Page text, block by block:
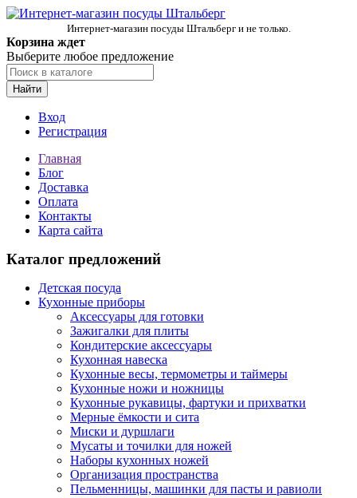
Интернет-магазин посуды Штальберг и не только.
Корзина ждет
Выберите любое предложение
Найти
Вход
Регистрация
Главная
Блог
Доставка
Оплата
Контакты
Карта сайта
Каталог предложений
Детская посуда
Кухонные приборы
Аксессуары для готовки
Зажигалки для плиты
Кондитерские аксессуары
Кухонная навеска
Кухонные весы, термометры и таймеры
Кухонные ножи и ножницы
Кухонные рукавицы, фартуки и прихватки
Мерные ёмкости и сита
Миски и дуршлаги
Мусаты и точилки для ножей
Наборы кухонных ножей
Организация пространства
Пельменницы, машинки для пасты и равиоли